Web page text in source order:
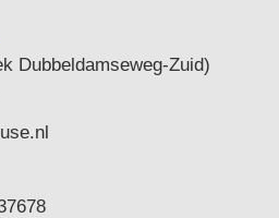
Dubbeldamseweg-Zuid)